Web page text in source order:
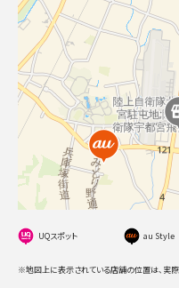
UQスポット au Style
※地図上に表示されている店舗の位置は、実